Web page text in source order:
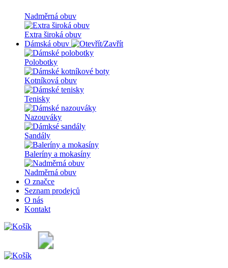
Nadměrná obuv
Extra široká obuv
Dámská obuv
Polobotky
Kotníková obuv
Tenisky
Nazouváky
Sandály
Baleríny a mokasíny
Nadměrná obuv
O značce
Seznam prodejců
O nás
Kontakt